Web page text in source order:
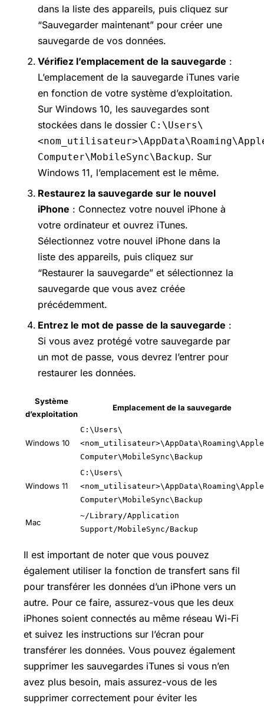
dans la liste des appareils, puis cliquez sur
“Sauvegarder maintenant” pour créer une
sauvegarde de vos données.
Vérifiez l’emplacement de la sauvegarde :
L’emplacement de la sauvegarde iTunes varie
en fonction de votre système d’exploitation.
Sur Windows 10, les sauvegardes sont
stockées dans le dossier C:\Users\
Computer\MobileSync\Backup. Sur
Windows 11, l’emplacement est le même.
Restaurez la sauvegarde sur le nouvel
iPhone : Connectez votre nouvel iPhone à
votre ordinateur et ouvrez iTunes.
Sélectionnez votre nouvel iPhone dans la
liste des appareils, puis cliquez sur
“Restaurer la sauvegarde” et sélectionnez la
sauvegarde que vous avez créée
précédemment.
Entrez le mot de passe de la sauvegarde :
Si vous avez protégé votre sauvegarde par
un mot de passe, vous devrez l’entrer pour
restaurer les données.
Système
d’exploitation
Emplacement de la sauvegarde
Windows 10
C:\Users\
<nom_utilisateur>\AppData\Roaming\Apple
Computer\MobileSync\Backup
Windows 11
C:\Users\
<nom_utilisateur>\AppData\Roaming\Apple
Computer\MobileSync\Backup
Mac
~/Library/Application
Support/MobileSync/Backup
Il est important de noter que vous pouvez
également utiliser la fonction de transfert sans fil
pour transférer les données d’un iPhone vers un
autre. Pour ce faire, assurez-vous que les deux
iPhones soient connectés au même réseau Wi-Fi
et suivez les instructions sur l’écran pour
transférer les données. Vous pouvez également
supprimer les sauvegardes iTunes si vous n’en
avez plus besoin, mais assurez-vous de les
supprimer correctement pour éviter les